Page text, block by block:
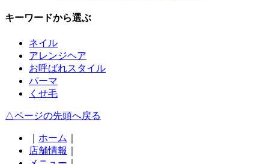
キーワードから選ぶ
ネイル
アレンジヘア
お呼ばれスタイル
パーマ
くせ毛
△ページの先頭へ戻る
ホーム
店舗情報